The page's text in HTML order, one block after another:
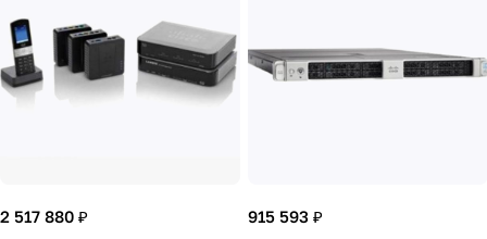
2 517 880 ₽
915 593 ₽